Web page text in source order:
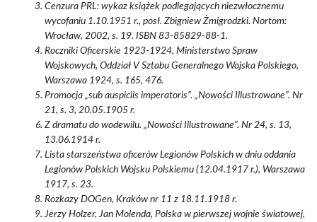
Cenzura PRL: wykaz książek podlegających niezwłocznemu
wycofaniu 1.10.1951 r., posł. Zbigniew Żmigrodzki. Nortom:
Wrocław, 2002, s. 19. ISBN 83-85829-88-1.
Roczniki Oficerskie 1923-1924, Ministerstwo Spraw
Wojskowych, Oddział V Sztabu Generalnego Wojska Polskiego,
Warszawa 1924, s. 165, 476.
Promocja „sub auspiciis imperatoris”. „Nowości Illustrowane”. Nr
21, s. 3, 20.05.1905 r.
Z dramatu do wodewilu. „Nowości Illustrowane”. Nr 24, s. 13,
13.06.1914 r.
Lista starszeństwa oficerów Legionów Polskich w dniu oddania
Legionów Polskich Wojsku Polskiemu (12.04.1917 r.), Warszawa
1917, s. 23.
Rozkazy DOGen, Kraków nr 11 z 18.11.1918 r.
Jerzy Holzer, Jan Molenda, Polska w pierwszej wojnie światowej,